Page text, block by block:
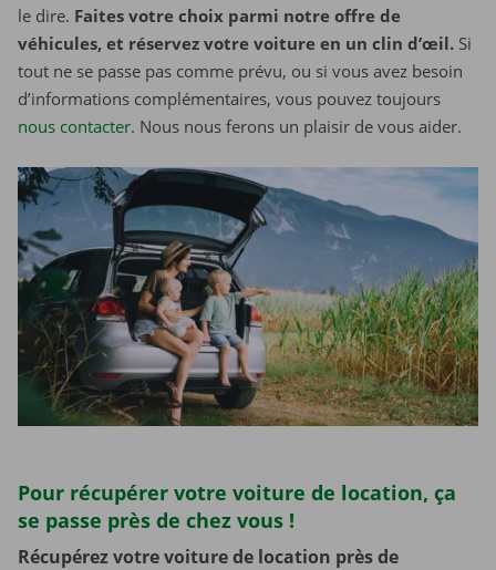
le dire. Faites votre choix parmi notre offre de
véhicules, et réservez votre voiture en un clin d’œil. Si
tout ne se passe pas comme prévu, ou si vous avez besoin
d’informations complémentaires, vous pouvez toujours
nous contacter. Nous nous ferons un plaisir de vous aider.
Pour récupérer votre voiture de location, ça
se passe près de chez vous !
Récupérez votre voiture de location près de